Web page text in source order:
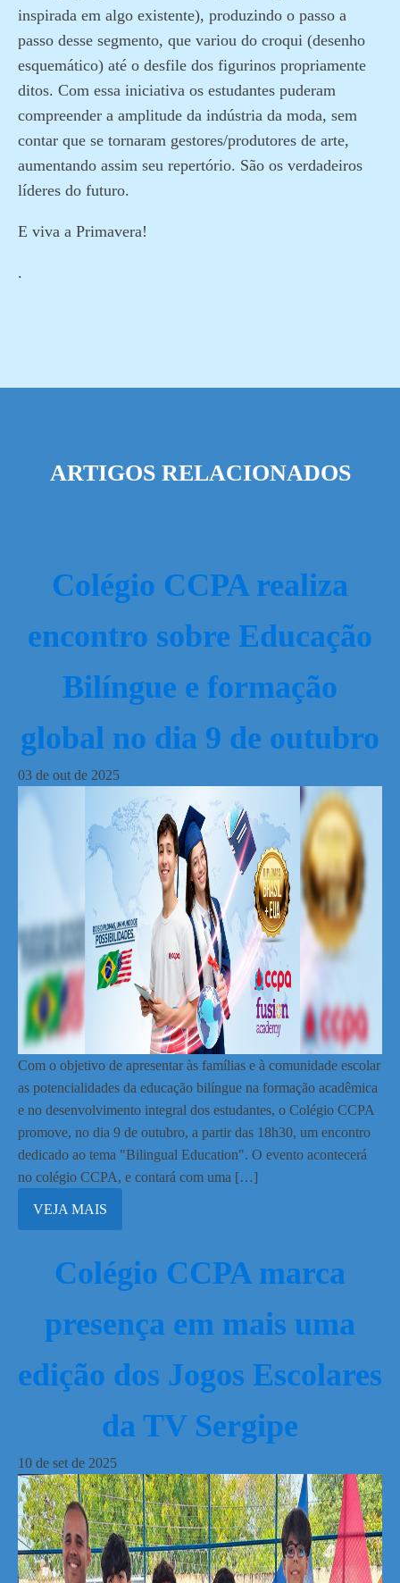
inspirada em algo existente), produzindo o passo a
passo desse segmento, que variou do croqui (desenho
esquemático) até o desfile dos figurinos propriamente
ditos. Com essa iniciativa os estudantes puderam
compreender a amplitude da indústria da moda, sem
contar que se tornaram gestores/produtores de arte,
aumentando assim seu repertório. São os verdadeiros
líderes do futuro.
E viva a Primavera!
.
ARTIGOS RELACIONADOS
Colégio CCPA realiza
encontro sobre Educação
Bilíngue e formação
global no dia 9 de outubro
03 de out de 2025
Com o objetivo de apresentar às famílias e à comunidade escolar
as potencialidades da educação bilíngue na formação acadêmica
e no desenvolvimento integral dos estudantes, o Colégio CCPA
promove, no dia 9 de outubro, a partir das 18h30, um encontro
dedicado ao tema "Bilingual Education". O evento acontecerá
no colégio CCPA, e contará com uma […]
VEJA MAIS
Colégio CCPA marca
presença em mais uma
edição dos Jogos Escolares
da TV Sergipe
10 de set de 2025